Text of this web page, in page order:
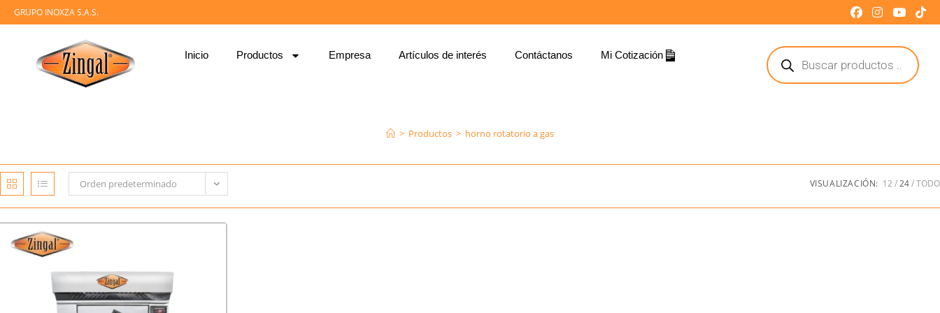
GRUPO INOXZA S.A.S.
Inicio Productos Empresa Artículos de interés Contáctanos Mi Cotización
> Productos > horno rotatorio a gas
Orden predeterminado VISUALIZACIÓN: 12 24 TODO